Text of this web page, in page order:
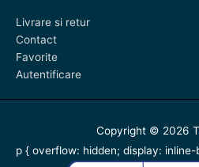
Livrare si retur
Contact
Favorite
Autentificare
Copyright © 2026
p { overflow: hidden; display: